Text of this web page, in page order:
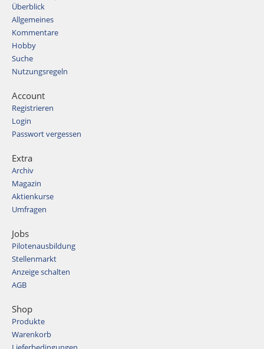
Überblick
Allgemeines
Kommentare
Hobby
Suche
Nutzungsregeln
Account
Registrieren
Login
Passwort vergessen
Extra
Archiv
Magazin
Aktienkurse
Umfragen
Jobs
Pilotenausbildung
Stellenmarkt
Anzeige schalten
AGB
Shop
Produkte
Warenkorb